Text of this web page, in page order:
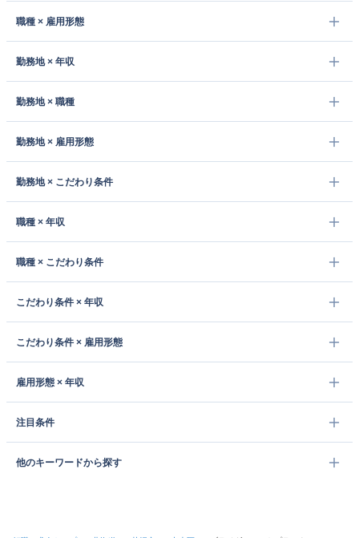
職種 × 雇用形態
勤務地 × 年収
勤務地 × 職種
勤務地 × 雇用形態
勤務地 × こだわり条件
職種 × 年収
職種 × こだわり条件
こだわり条件 × 年収
こだわり条件 × 雇用形態
雇用形態 × 年収
注目条件
他のキーワードから探す